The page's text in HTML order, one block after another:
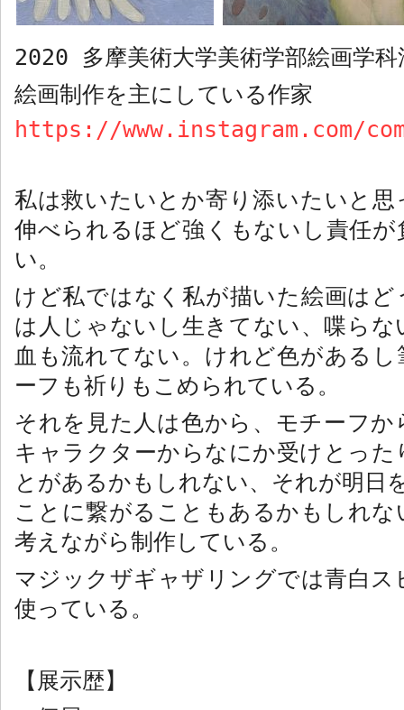
2020 多摩美術大学美術学部絵画学
絵画制作を主にしている作家
https://www.instagram.com/
私は救いたいとか寄り添いたいと
伸べられるほど強くもないし責任
い。
けど私ではなく私が描いた絵画は
は人じゃないし生きてない、喋ら
血も流れてない。けれど色がある
ーフも祈りもこめられている。
それを見た人は色から、モチーフ
キャラクターからなにか受けとっ
とがあるかもしれない、それが明日
ことに繋がることもあるかもしれ
考えながら制作している。
マジックザギャザリングでは青白
使っている。
【展示歴】